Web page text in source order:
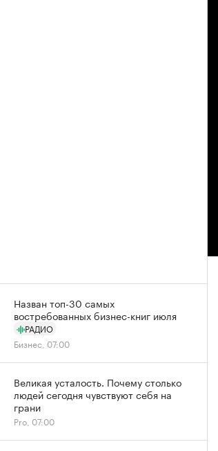
Назван топ-30 самых
востребованных бизнес-книг июля
РАДИО
Бизнес, 07:00
Великая усталость. Почему столько
людей сегодня чувствуют себя на
грани
Pro, 07:00